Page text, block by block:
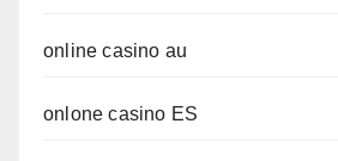
online casino au
onlone casino ES